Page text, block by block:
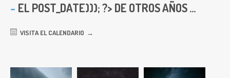
EL POST_DATE))); ?> DE OTROS AÑOS ...
VISITA EL CALENDARIO